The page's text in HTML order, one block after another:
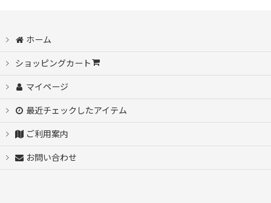
ユーズド
ホーム
ショッピングカート
マイページ
最近チェックしたアイテム
ご利用案内
お問い合わせ